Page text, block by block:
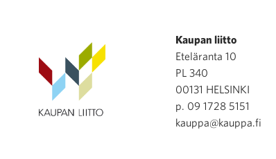
Kaupan liitto
Eteläranta 10
PL 340
00131 HELSINKI
p. 09 1728 5151
kauppa@kauppa.fi